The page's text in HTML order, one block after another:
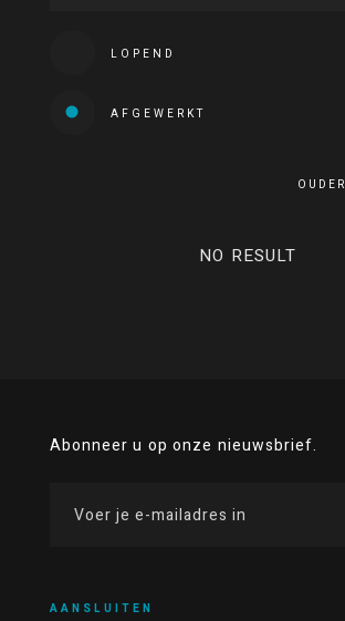
LOPEND
AFGEWERKT
OUDER
NO RESULT
Abonneer u op onze nieuwsbrief.
AANSLUITEN